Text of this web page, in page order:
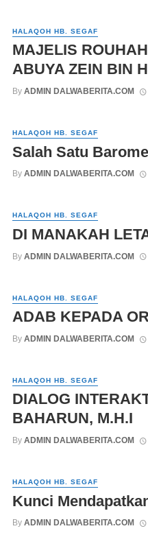
HALAQOH HB. SEGAF
MAJELIS
ABUYA ZEIN BIN
By ADMIN DALWABERITA.COM
HALAQOH HB. SEGAF
Salah Satu
By ADMIN DALWABERITA.COM
HALAQOH HB. SEGAF
DI MANAKAH
By ADMIN DALWABERITA.COM
HALAQOH HB. SEGAF
ADAB KEPADA
By ADMIN DALWABERITA.COM
HALAQOH HB. SEGAF
DIALOG
BAHARUN, M.H.I
By ADMIN DALWABERITA.COM
HALAQOH HB. SEGAF
Kunci
By ADMIN DALWABERITA.COM